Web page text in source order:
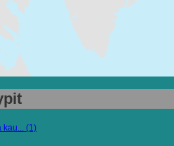
kau... (1)